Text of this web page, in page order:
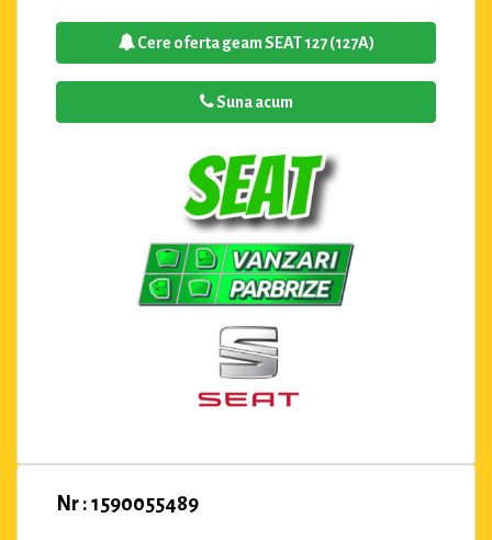
Cere oferta geam SEAT 127 (127A)
Suna acum
Nr : 1590055489